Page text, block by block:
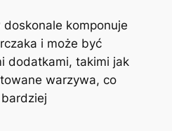
komponuje
i może być
dodatkami, takimi jak
warzywa, co